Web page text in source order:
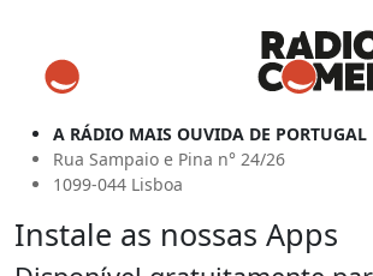
A RÁDIO MAIS OUVIDA DE PORTUGAL
Rua Sampaio e Pina n° 24/26
1099-044 Lisboa
Instale as nossas Apps